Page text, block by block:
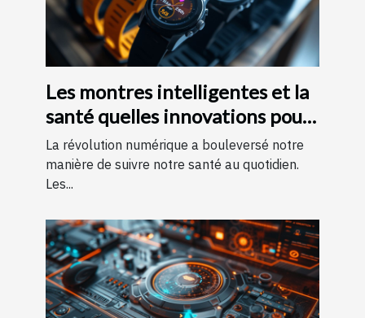
Les montres intelligentes et la
santé quelles innovations pour
le suivi quotidien
La révolution numérique a bouleversé notre
manière de suivre notre santé au quotidien.
Les...